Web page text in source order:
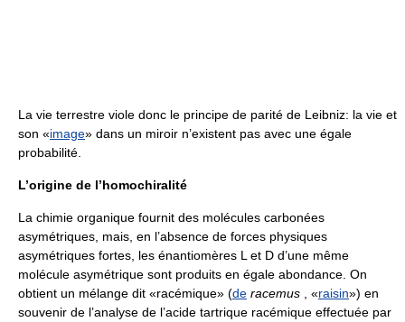
La vie terrestre viole donc le principe de parité de Leibniz: la vie et
son «image» dans un miroir n’existent pas avec une égale
probabilité.
L’origine de l’homochiralité
La chimie organique fournit des molécules carbonées
asymétriques, mais, en l’absence de forces physiques
asymétriques fortes, les énantiomères L et D d’une même
molécule asymétrique sont produits en égale abondance. On
obtient un mélange dit «racémique» (de racemus , «raisin») en
souvenir de l’analyse de l’acide tartrique racémique effectuée par